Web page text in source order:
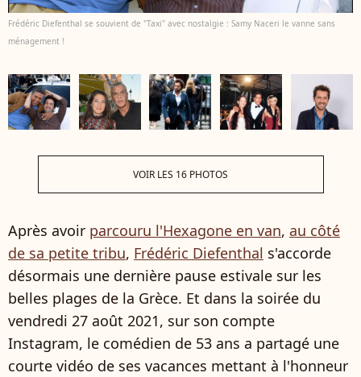
Frédéric Diefenthal se souvient de "Taxi" avec nostalgie : Samy Naceri le vanne sans
ménagement !
VOIR LES 16 PHOTOS
Après avoir parcouru l'Hexagone en van, au côté
de sa petite tribu, Frédéric Diefenthal s'accorde
désormais une dernière pause estivale sur les
belles plages de la Grèce. Et dans la soirée du
vendredi 27 août 2021, sur son compte
Instagram, le comédien de 53 ans a partagé une
courte vidéo de ses vacances mettant à l'honneur